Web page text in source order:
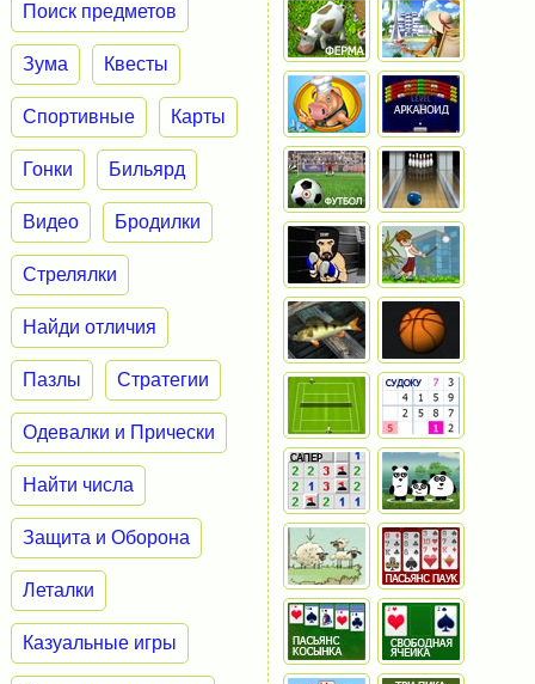
Поиск предметов
Зума Квесты
Спортивные Карты
Гонки Бильярд
Видео Бродилки
Стрелялки
Найди отличия
Пазлы Стратегии
Одевалки и Прически
Найти числа
Защита и Оборона
Леталки
Казуальные игры